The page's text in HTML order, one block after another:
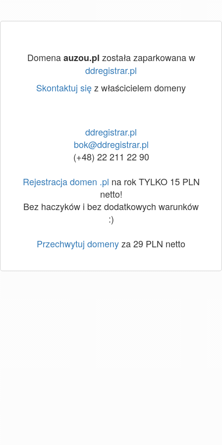
Domenaauzou.pl została zaparkowana w
ddregistrar.pl
Skontaktuj sięz właścicielem domeny
ddregistrar.pl
bok@ddregistrar.pl
(+48) 22 211 22 90
Rejestracja domen .pl na rok TYLKO 15 PLN
netto!
Bez haczyków i bez dodatkowych warunków
:)
Przechwytuj domenyza 29 PLN netto